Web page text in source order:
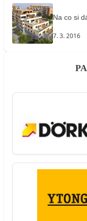
Na co si
7. 3. 2016